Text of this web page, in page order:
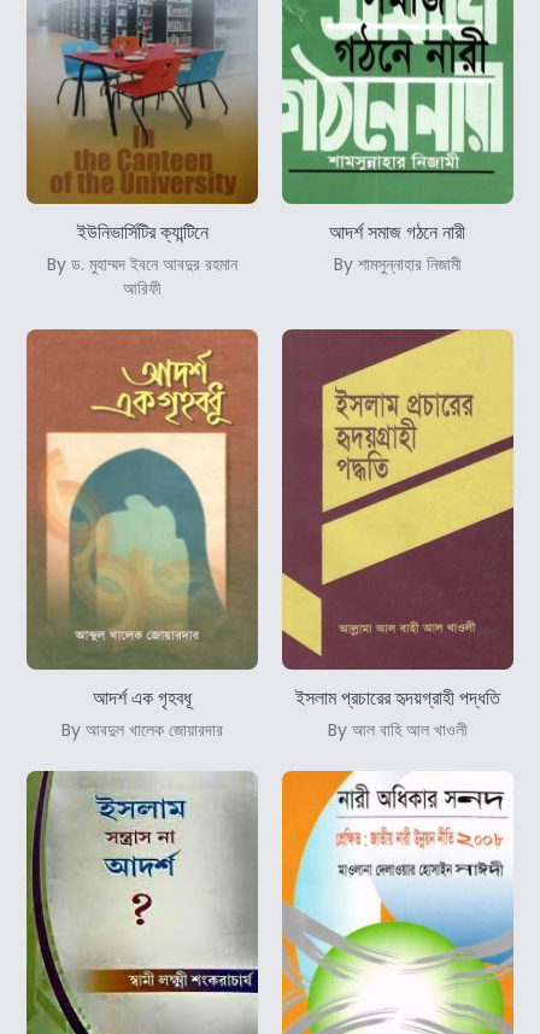
ইউনিভার্সিটির ক্যান্টিনে
By ড. মুহাম্মদ ইবনে আবদুর রহমান
আরিফী
আদর্শ সমাজ গঠনে নারী
By শামসুন্নাহার নিজামী
আদর্শ এক গৃহবধূ
By আবদুল খালেক জোয়ারদার
ইসলাম প্রচারের হৃদয়গ্রাহী পদ্ধতি
By আল বাহি আল খাওলী